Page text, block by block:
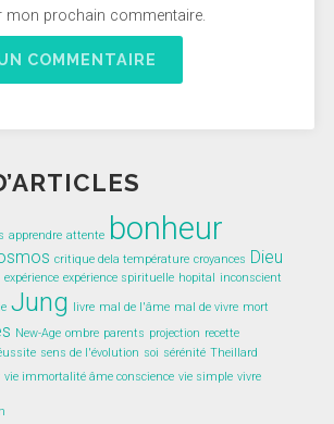
mon prochain commentaire.
apprendre attente bonheur
critique dela température croyances Dieu
expérience expérience spirituelle hopital inconscient
Jung livre mal de l'âme mal de vivre mort
New-Age ombre parents projection recette
sens de l'évolution soi sérénité Theillard
vie immortalité âme conscience vie simple vivre